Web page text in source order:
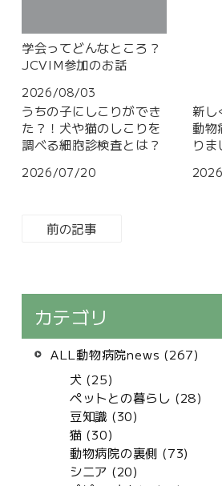
学会ってどんなところ？
JCVIM参加のお話
2026/08/03
うちの子にしこりができ
た？！犬や猫のしこりを
調べる細胞診検査とは？
2026/07/20
新し
動物
りま
前の記事
カテゴリ
ALL動物病院news (267)
犬 (25)
ペットとの暮らし (28)
豆知識 (30)
猫 (30)
動物病院の裏側 (73)
シニア (20)